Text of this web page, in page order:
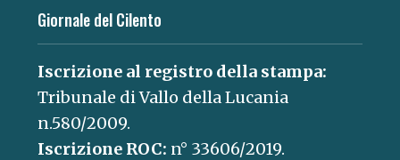
n.580/2009.
Iscrizione ROC:n° 33606/2019.
Editore:Editrice Cilento SRL – P.iva
05832750656.
Direttore Responsabile:
Vallone.